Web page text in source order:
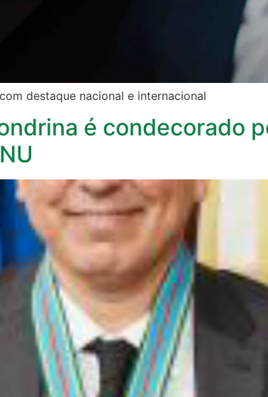
destaque nacional e internacional
é condecorado